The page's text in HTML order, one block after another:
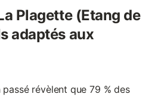
Plagette (Etang de
adaptés aux
révèlent que 79 % des